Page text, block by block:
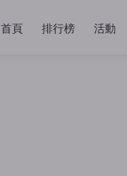
首頁 排行榜 活動